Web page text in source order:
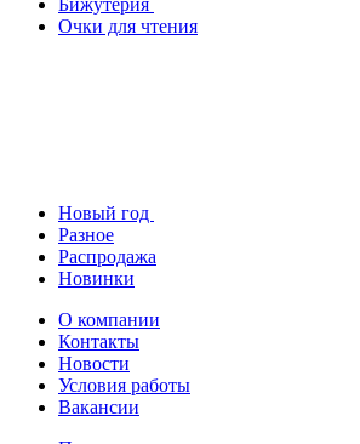
Очки для чтения
Новый год
Разное
Распродажа
Новинки
О компании
Контакты
Новости
Условия работы
Вакансии